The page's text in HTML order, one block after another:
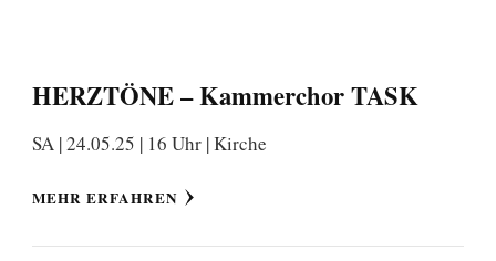
HERZTÖNE – Kammerchor TASK
SA | 24.05.25 | 16 Uhr | Kirche
MEHR ERFAHREN